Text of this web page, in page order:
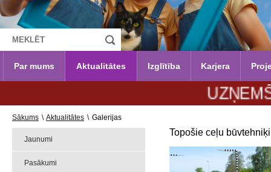
Par mums Aktualitātes Izglītība Karjera
Sākums \ Aktualitātes \ Galerijas
Jaunumi
Pasākumi
Topošie ceļu